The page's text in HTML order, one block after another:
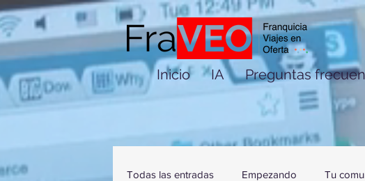
Inicio IA Preguntas
Todas las entradas Empezando Tu